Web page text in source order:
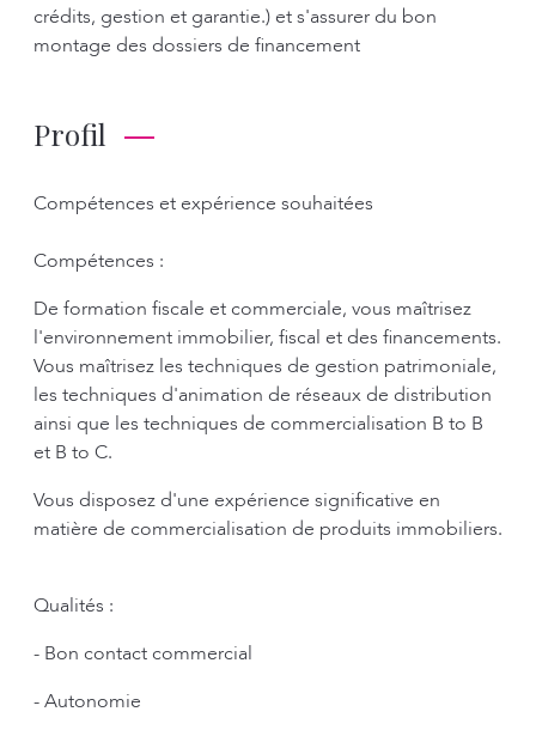
crédits, gestion et garantie.) et s'assurer du bon
montage des dossiers de financement
Profil
Compétences et expérience souhaitées
Compétences :
De formation fiscale et commerciale, vous maîtrisez
l'environnement immobilier, fiscal et des financements.
Vous maîtrisez les techniques de gestion patrimoniale,
les techniques d'animation de réseaux de distribution
ainsi que les techniques de commercialisation B to B
et B to C.
Vous disposez d'une expérience significative en
matière de commercialisation de produits immobiliers.
Qualités :
- Bon contact commercial
- Autonomie